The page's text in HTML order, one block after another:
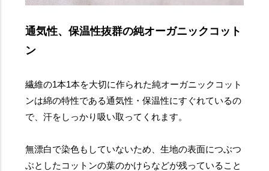
通気性、保温性抜群の純オーガニックコット
ン
繊維の1本1本を大切に作られた純オーガニックコット
ンは綿の特性である通気性・保温性にすぐれているの
で、汗をしっかり吸い取ってくれます。
無漂白で染色もしていないため、生地の表面につぶつ
ぶとしたコットンの葉のかけらなどが残っていること